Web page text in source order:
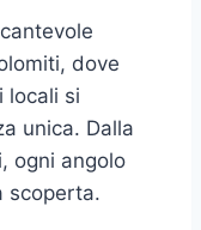
dove
locali si
unica. Dalla
ogni angolo
scoperta.